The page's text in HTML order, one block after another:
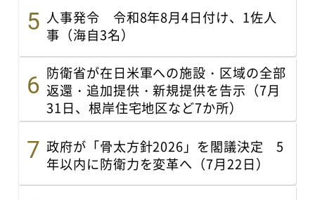
人事発令 令和8年8月4日付け、1佐人
事（海自3名）
防衛省が在日米軍への施設・区域の全部
返還・追加提供・新規提供を告示（7月
31日、根岸住宅地区など7か所）
政府が「骨太方針2026」を閣議決定 5
年以内に防衛力を変革へ（7月22日）